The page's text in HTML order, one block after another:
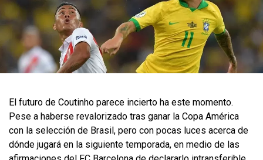
​El futuro de Coutinho parece incierto ha este momento.
Pese a haberse revalorizado tras ganar la Copa América
con la selección de Brasil, pero con pocas luces acerca de
dónde jugará en la siguiente temporada, en medio de las